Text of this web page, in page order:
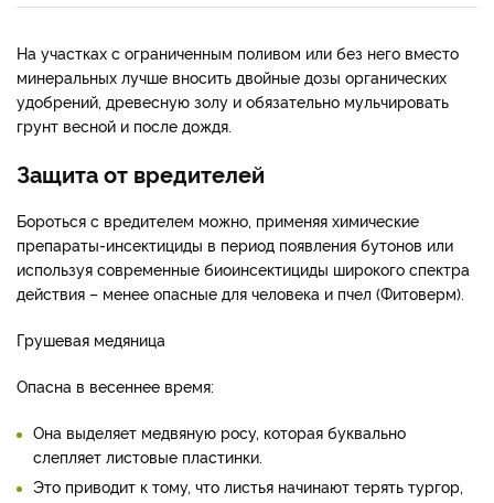
На участках с ограниченным поливом или без него вместо
минеральных лучше вносить двойные дозы органических
удобрений, древесную золу и обязательно мульчировать
грунт весной и после дождя.
Защита от вредителей
Бороться с вредителем можно, применяя химические
препараты-инсектициды в период появления бутонов или
используя современные биоинсектициды широкого спектра
действия – менее опасные для человека и пчел (Фитоверм).
Грушевая медяница
Опасна в весеннее время:
Она выделяет медвяную росу, которая буквально
слепляет листовые пластинки.
Это приводит к тому, что листья начинают терять тургор,